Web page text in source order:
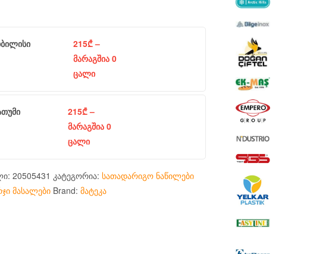
215₾–
მარაგშია 0
ცალი
215₾–
მარაგშია 0
ცალი
20505431 კატეგორია: სათადარიგო ნაწილები
მასალები Brand: მატეკა